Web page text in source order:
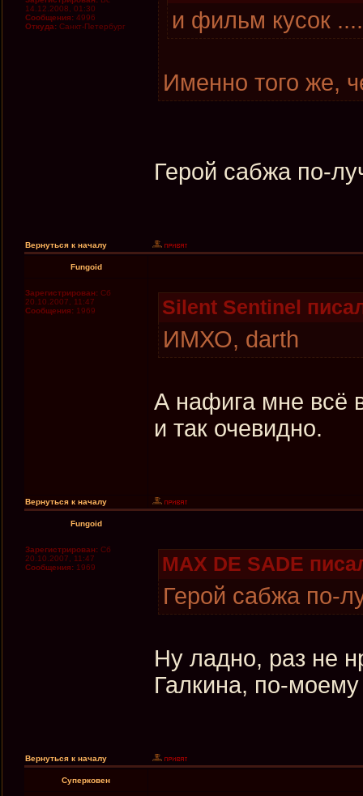
14.12.2008, 01:30
Сообщения: 4996
Откуда: Санкт-Петербург и фильм кусок
Именно того же,
Герой сабжа по-
Вернуться к началу
Fungoid
Зарегистрирован: Сб
20.10.2007, 11:47
Сообщения: 1969 Silent Sentinel
ИМХО, darth
А нафига мне всё
и так очевидно.
Вернуться к началу
Fungoid
Зарегистрирован: Сб
20.10.2007, 11:47
Сообщения: 1969 MAX DE SADE
Герой сабжа по-
Ну ладно, раз не
Галкина, по-
Вернуться к началу
Суперковен